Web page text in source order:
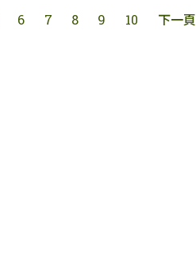
6 7 8 9 10 下一頁